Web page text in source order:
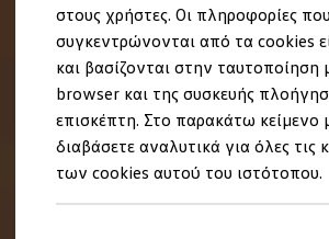
στους χρήστες. Οι πληροφορίες που
συγκεντρώνονται από τα cookies
και βασίζονται στην ταυτοποίηση
browser και της συσκευής
επισκέπτη. Στο παρακάτω κείμενο
διαβάσετε αναλυτικά για όλες τις
των cookies αυτού του ιστότοπου.
ID.4 GTX
ID.5
ID.5 GTX
ID.7
ID.7 GTX
ID. Buzz
ID. Buzz Cargo
ID. CROSS
eHybrid μοντέλα
Golf GTE